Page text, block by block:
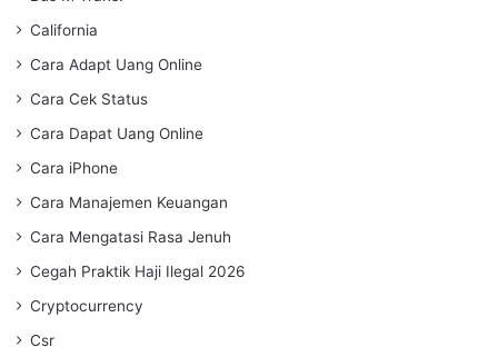
California
Cara Adapt Uang Online
Cara Cek Status
Cara Dapat Uang Online
Cara iPhone
Cara Manajemen Keuangan
Cara Mengatasi Rasa Jenuh
Cegah Praktik Haji Ilegal 2026
Cryptocurrency
Csr